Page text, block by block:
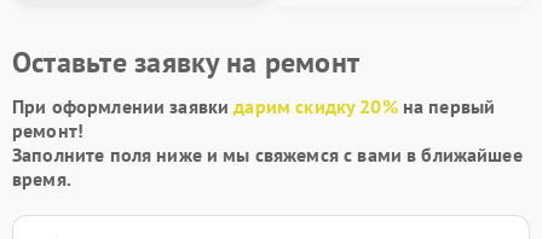
Оставьте заявку на ремонт
При оформлении заявкидарим скидку 20%на первый
ремонт!
Заполните поля ниже и мы свяжемся с вами в ближайшее
время.